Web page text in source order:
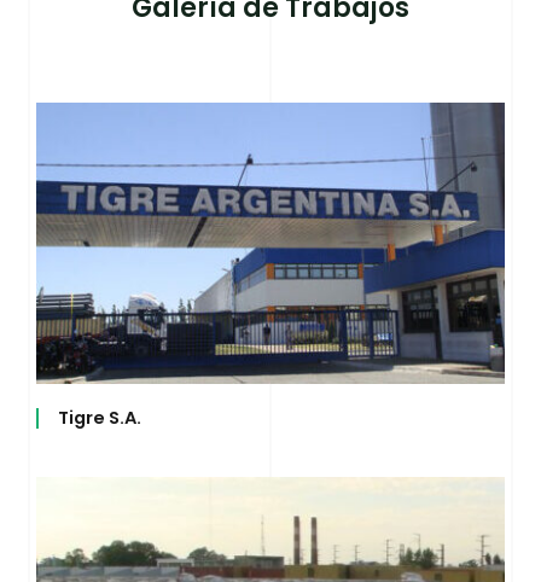
Galería de Trabajos
Tigre S.A.